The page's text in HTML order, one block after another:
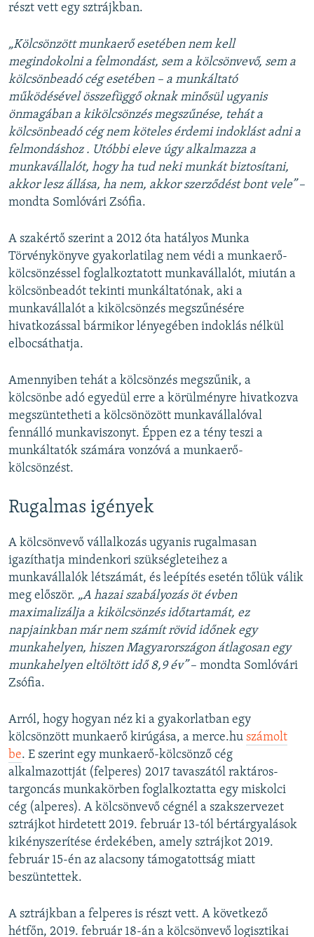
részt vett egy sztrájkban.
„Kölcsönzött munkaerő esetében nem kell
megindokolni a felmondást, sem a kölcsönvevő, sem a
kölcsönbeadó cég esetében – a munkáltató
működésével összefüggő oknak minősül ugyanis
önmagában a kikölcsönzés megszűnése, tehát a
kölcsönbeadó cég nem köteles érdemi indoklást adni a
felmondáshoz . Utóbbi eleve úgy alkalmazza a
munkavállalót, hogy ha tud neki munkát biztosítani,
akkor lesz állása, ha nem, akkor szerződést bont vele”–
mondta Somlóvári Zsófia.
A szakértő szerint a 2012 óta hatályos Munka
Törvénykönyve gyakorlatilag nem védi a munkaerő-
kölcsönzéssel foglalkoztatott munkavállalót, miután a
kölcsönbeadót tekinti munkáltatónak, aki a
munkavállalót a kikölcsönzés megszűnésére
hivatkozással bármikor lényegében indoklás nélkül
elbocsáthatja.
Amennyiben tehát a kölcsönzés megszűnik, a
kölcsönbe adó egyedül erre a körülményre hivatkozva
megszüntetheti a kölcsönözött munkavállalóval
fennálló munkaviszonyt. Éppen ez a tény teszi a
munkáltatók számára vonzóvá a munkaerő-
kölcsönzést.
Rugalmas igények
A kölcsönvevő vállalkozás ugyanis rugalmasan
igazíthatja mindenkori szükségleteihez a
munkavállalók létszámát, és leépítés esetén tőlük válik
meg először. „A hazai szabályozás öt évben
maximalizálja a kikölcsönzés időtartamát, ez
napjainkban már nem számít rövid időnek egy
munkahelyen, hiszen Magyarországon átlagosan egy
munkahelyen eltöltött idő 8,9 év”– mondta Somlóvári
Zsófia.
Arról, hogy hogyan néz ki a gyakorlatban egy
kölcsönzött munkaerő kirúgása, a merce.hu számolt
be. E szerint egy munkaerő-kölcsönző cég
alkalmazottját (felperes) 2017 tavaszától raktáros-
targoncás munkakörben foglalkoztatta egy miskolci
cég (alperes). A kölcsönvevő cégnél a szakszervezet
sztrájkot hirdetett 2019. február 13-tól bértárgyalások
kikényszerítése érdekében, amely sztrájkot 2019.
február 15-én az alacsony támogatottság miatt
beszüntettek.
A sztrájkban a felperes is részt vett. A következő
hétfőn, 2019. február 18-án a kölcsönvevő logisztikai